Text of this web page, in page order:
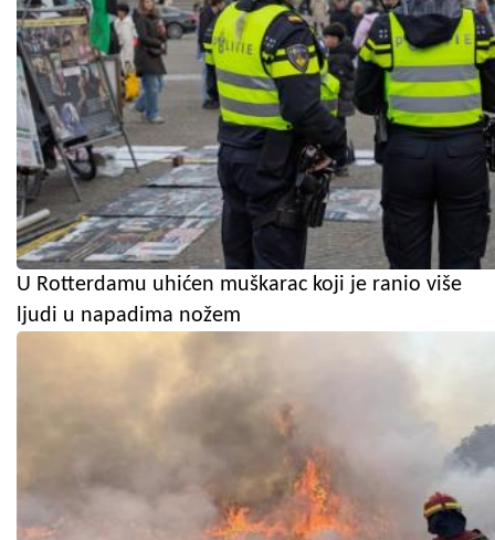
U Rotterdamu uhićen muškarac koji je ranio više
ljudi u napadima nožem